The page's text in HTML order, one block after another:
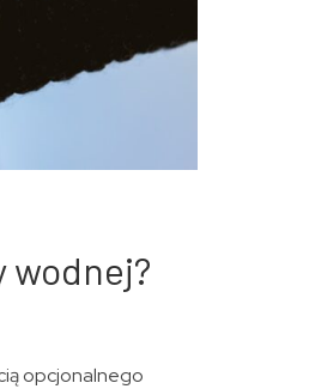
wodnej?
opcjonalnego